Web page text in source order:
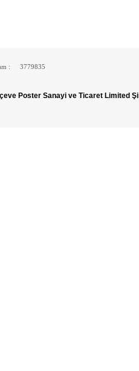
: 3779835
Poster Sanayi ve Ticaret Limited